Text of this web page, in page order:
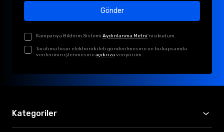
Gönder
Kampanya Bildirim Sistemi Aydınlanma Metni'ni okudum.
Tarafıma ticari elektronik ileti gönderilmesine ve bu kapsamda
verilerimin işlenmesineaçık rıza veriyorum.
Kategoriler